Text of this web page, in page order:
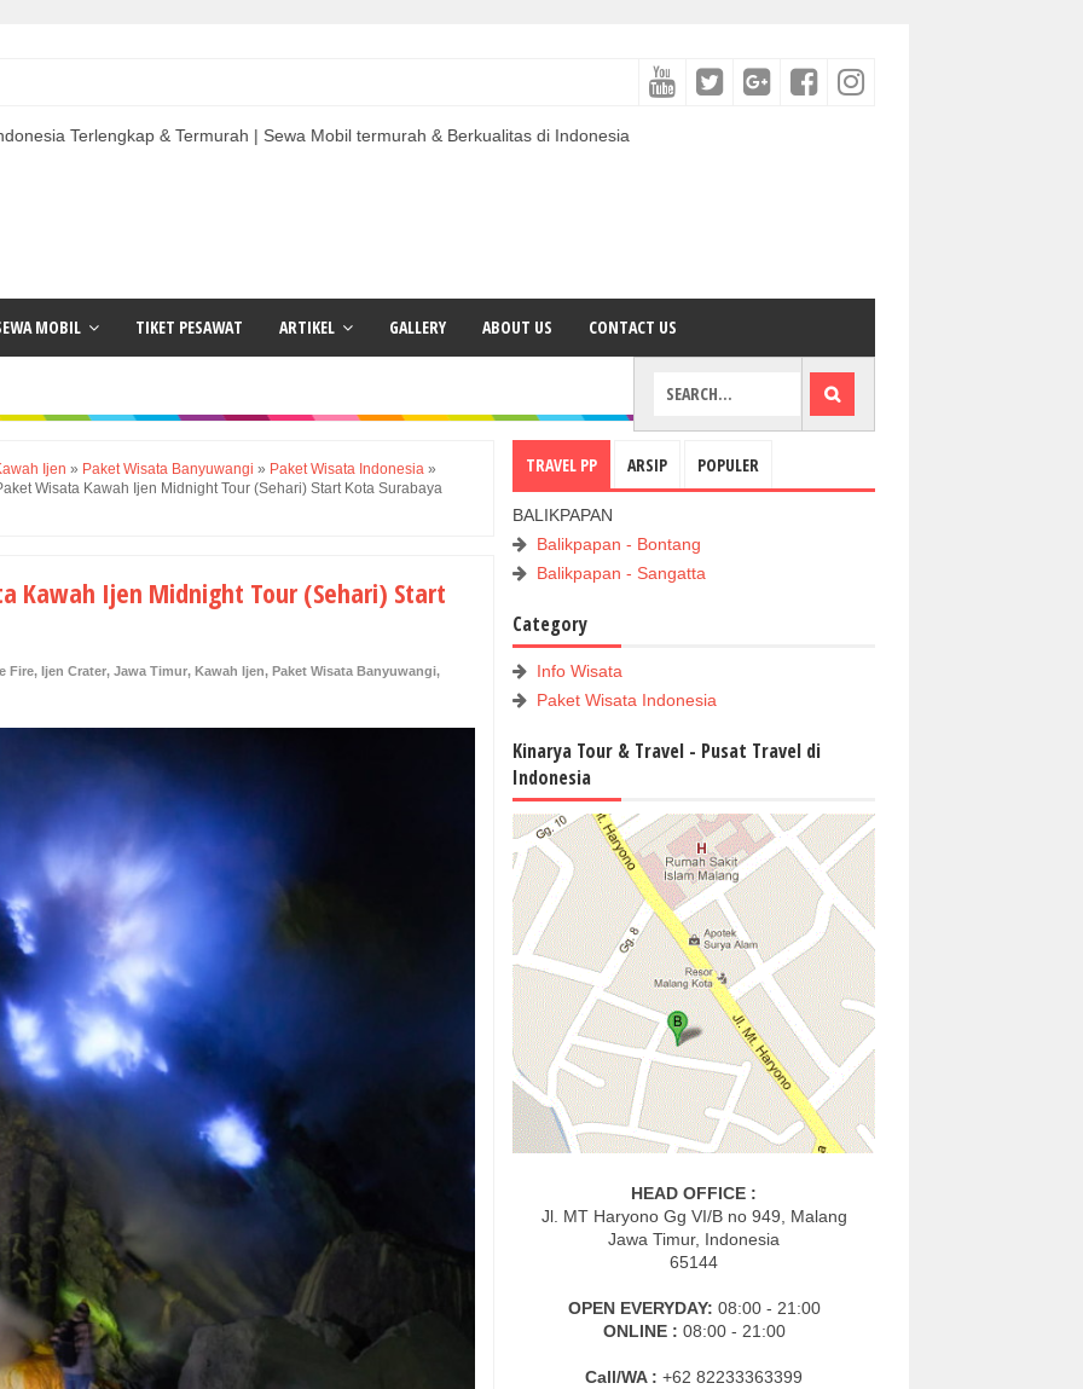
& Termurah | Sewa Mobil termurah & Berkualitas di Indonesia
MOBIL TIKET PESAWAT ARTIKEL GALLERY ABOUT US CONTACT US
Ijen » Paket Wisata Banyuwangi » Paket Wisata Indonesia »
Wisata Kawah Ijen Midnight Tour (Sehari) Start Kota Surabaya
Kawah Ijen Midnight Tour (Sehari) Start
Fire, Ijen Crater, Jawa Timur, Kawah Ijen, Paket Wisata Banyuwangi,
TRAVEL PP ARSIP POPULER
BALIKPAPAN
Balikpapan - Bontang
Balikpapan - Sangatta
Category
Info Wisata
Paket Wisata Indonesia
Kinarya Tour & Travel - Pusat Travel di
Indonesia
HEAD OFFICE :
Jl. MT Haryono Gg VI/B no 949, Malang
Jawa Timur, Indonesia
65144
OPEN EVERYDAY: 08:00 - 21:00
ONLINE : 08:00 - 21:00
Call/WA : +62 82233363399